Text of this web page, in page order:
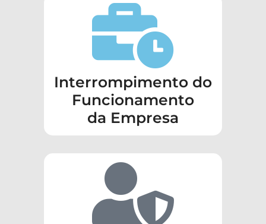
Interrompimento do
Funcionamento
da Empresa